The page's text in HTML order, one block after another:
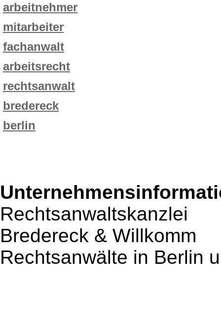
arbeitnehmer
mitarbeiter
fachanwalt
arbeitsrecht
rechtsanwalt
bredereck
berlin
Rechtsanwaltskanzlei
Bredereck & Willkomm
Rechtsanwälte in Berlin